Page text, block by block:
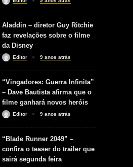
Aladdin – diretor Guy Ritchie
faz revelações sobre o filme
da Disney
Editor 9 anos atrás
“Vingadores: Guerra Infinita”
– Dave Bautista afirma que o
filme ganhará novos heróis
Editor 9 anos atrás
“Blade Runner 2049” –
confira o teaser do trailer que
sairá segunda feira